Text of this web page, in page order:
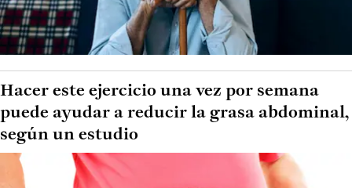
Hacer este ejercicio una vez por semana
puede ayudar a reducir la grasa abdominal,
según un estudio